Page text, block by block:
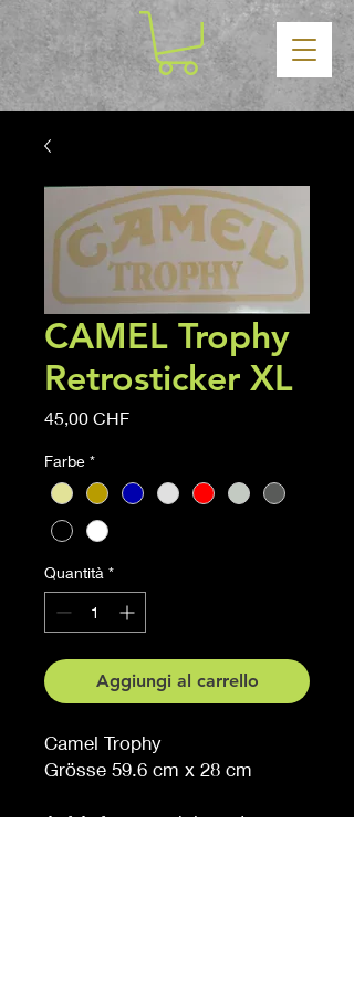
CAMEL Trophy
Retrosticker XL
45,00 CHFPrezzo
Farbe *
Quantità *
Aggiungi al carrello
Camel Trophy
Grösse 59.6 cm x 28 cm
Auf Anfrage auch in anderen